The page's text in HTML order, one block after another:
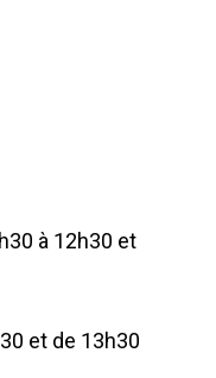
à 12h30 et
et de 13h30